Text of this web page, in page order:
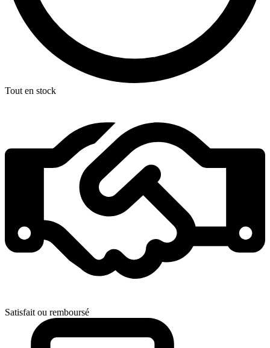
Tout en stock
Satisfait ou remboursé